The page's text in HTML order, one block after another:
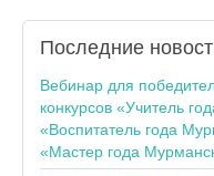
Последние
Вебинар для
конкурсов «Учитель
«Воспитатель года
«Мастер года